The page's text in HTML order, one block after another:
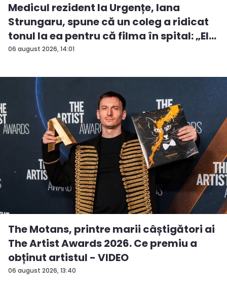
06 august 2026, 14:01
Medicul rezident la Urgențe, Iana
Strungaru, spune că un coleg a ridicat
tonul la ea pentru că filma în spital: „El
a...
06 august 2026, 13:40
The Motans, printre marii câștigători ai
The Artist Awards 2026. Ce premiu a
obținut artistul - VIDEO